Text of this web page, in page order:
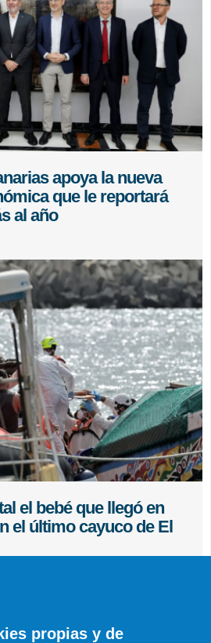
apoya la nueva
que le reportará
al año
el bebé que llegó en
el último cayuco de El
propias y de